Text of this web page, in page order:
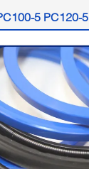
5 PC120-5